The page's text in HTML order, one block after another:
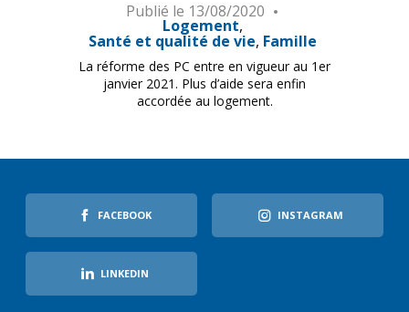
Publié le 13/08/2020
Logement
Santé et qualité de vie Famille
La réforme des PC entre en vigueur au 1er
janvier 2021. Plus d’aide sera enfin
accordée au logement.
FACEBOOK INSTAGRAM
LINKEDIN